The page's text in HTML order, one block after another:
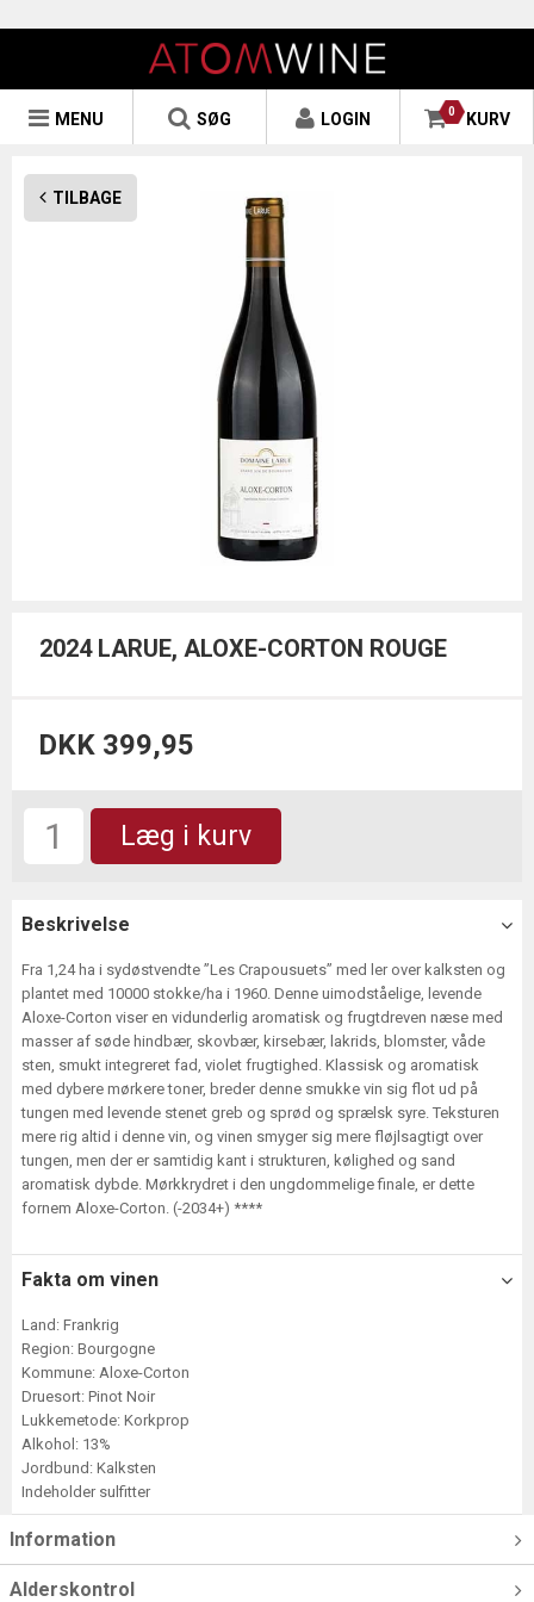
0 KURV
LOGIN
SØG
MENU
TILBAGE
2024 LARUE, ALOXE-CORTON ROUGE
DKK 399,95
Læg i kurv
Beskrivelse
Fra 1,24 ha i sydøstvendte ”Les Crapousuets” med ler over kalksten og
plantet med 10000 stokke/ha i 1960. Denne uimodståelige, levende
Aloxe-Corton viser en vidunderlig aromatisk og frugtdreven næse med
masser af søde hindbær, skovbær, kirsebær, lakrids, blomster, våde
sten, smukt integreret fad, violet frugtighed. Klassisk og aromatisk
med dybere mørkere toner, breder denne smukke vin sig flot ud på
tungen med levende stenet greb og sprød og sprælsk syre. Teksturen
mere rig altid i denne vin, og vinen smyger sig mere fløjlsagtigt over
tungen, men der er samtidig kant i strukturen, kølighed og sand
aromatisk dybde. Mørkkrydret i den ungdommelige finale, er dette
fornem Aloxe-Corton. (-2034+) ****
Fakta om vinen
Land: Frankrig
Region: Bourgogne
Kommune: Aloxe-Corton
Druesort: Pinot Noir
Lukkemetode: Korkprop
Alkohol: 13%
Jordbund: Kalksten
Indeholder sulfitter
Information
Alderskontrol